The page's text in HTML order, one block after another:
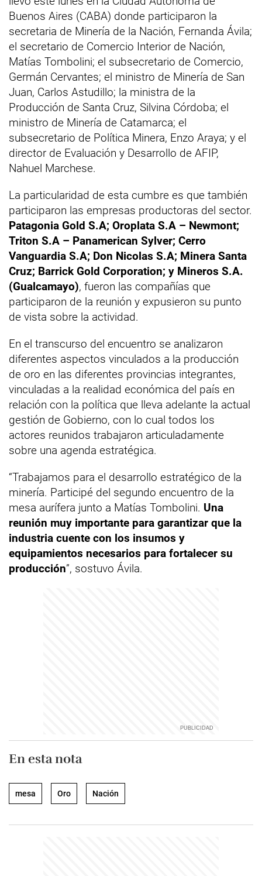
Buenos Aires (CABA) donde participaron la
secretaria de Minería de la Nación, Fernanda Ávila;
el secretario de Comercio Interior de Nación,
Matías Tombolini; el subsecretario de Comercio,
Germán Cervantes; el ministro de Minería de San
Juan, Carlos Astudillo; la ministra de la
Producción de Santa Cruz, Silvina Córdoba; el
ministro de Minería de Catamarca; el
subsecretario de Política Minera, Enzo Araya; y el
director de Evaluación y Desarrollo de AFIP,
Nahuel Marchese.
La particularidad de esta cumbre es que también
participaron las empresas productoras del sector.
Patagonia Gold S.A; Oroplata S.A – Newmont;
Triton S.A – Panamerican Sylver; Cerro
Vanguardia S.A; Don Nicolas S.A; Minera Santa
Cruz; Barrick Gold Corporation; y Mineros S.A.
(Gualcamayo), fueron las compañías que
participaron de la reunión y expusieron su punto
de vista sobre la actividad.
En el transcurso del encuentro se analizaron
diferentes aspectos vinculados a la producción
de oro en las diferentes provincias integrantes,
vinculadas a la realidad económica del país en
relación con la política que lleva adelante la actual
gestión de Gobierno, con lo cual todos los
actores reunidos trabajaron articuladamente
sobre una agenda estratégica.
“Trabajamos para el desarrollo estratégico de la
minería. Participé del segundo encuentro de la
mesa aurífera junto a Matías Tombolini. Una
reunión muy importante para garantizar que la
industria cuente con los insumos y
equipamientos necesarios para fortalecer su
producción”, sostuvo Ávila.
En esta nota
mesa Oro Nación